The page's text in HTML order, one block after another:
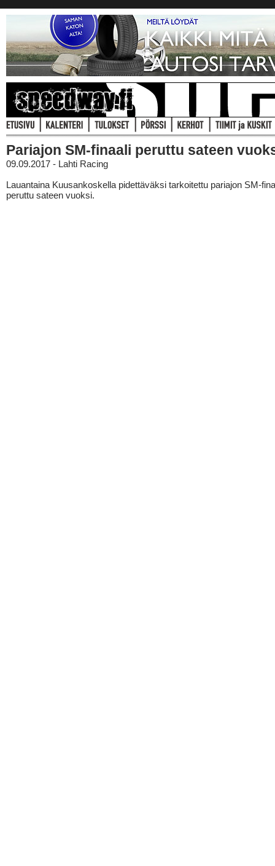
Pariajon SM-finaali peruttu sateen
09.09.2017 - Lahti Racing
Lauantaina Kuusankoskella pidettäväksi tarkoitettu pariajon SM-
peruttu sateen vuoksi.